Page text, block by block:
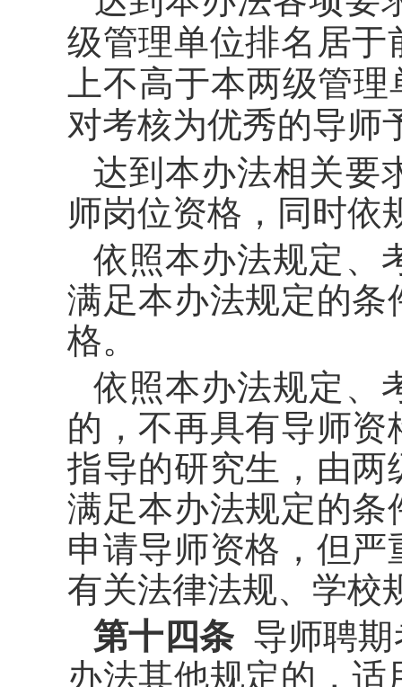
级管理单位排名居
上不高于本两级管
对考核为优秀的导师
达到本办法相关要
师岗位资格，同时依
依照本办法规定、
满足本办法规定的
格。
依照本办法规定、
的，不再具有导师
指导的研究生，由
满足本办法规定的
申请导师资格，但
有关法律法规、学校
第十四条 导师聘
办法其他规定的，